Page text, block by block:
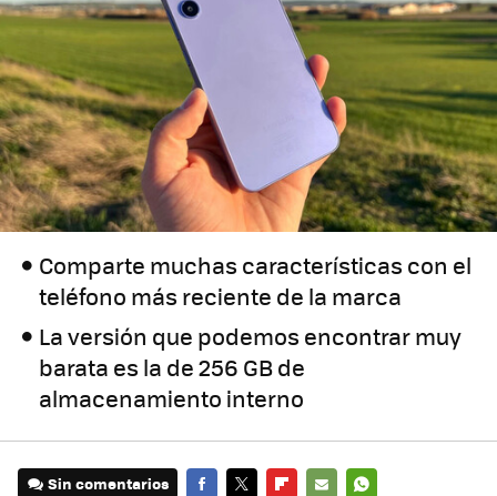
Comparte muchas características con el
teléfono más reciente de la marca
La versión que podemos encontrar muy
barata es la de 256 GB de
almacenamiento interno
Sin comentarios